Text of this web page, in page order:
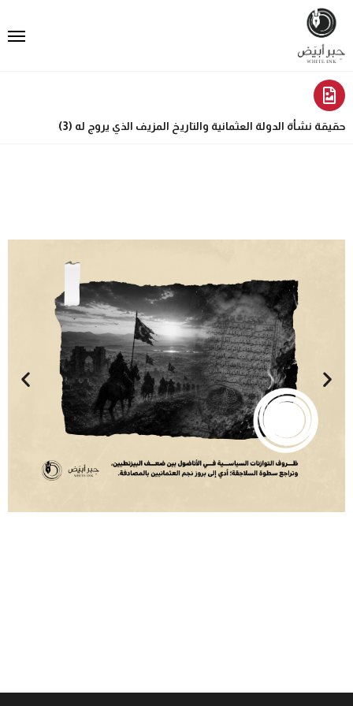
حقيقة نشأة الدولة العثمانية والتاريخ المزيف الذي يروج له (3)